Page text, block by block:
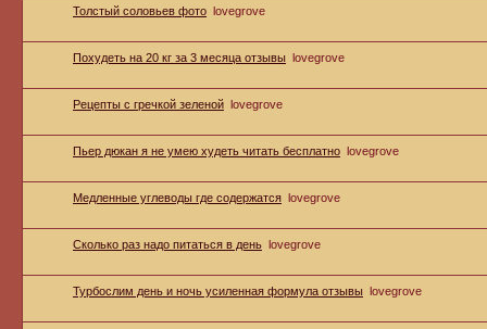
Толстый соловьев фото lovegrove
Похудеть на 20 кг за 3 месяца отзывы lovegrove
Рецепты с гречкой зеленой lovegrove
Пьер дюкан я не умею худеть читать бесплатно lovegrove
Медленные углеводы где содержатся lovegrove
Сколько раз надо питаться в день lovegrove
Турбослим день и ночь усиленная формула отзывы lovegrove